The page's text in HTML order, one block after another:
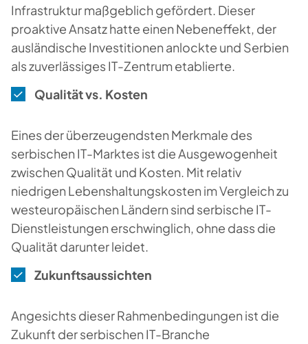
Infrastruktur maßgeblich gefördert. Dieser
proaktive Ansatz hatte einen Nebeneffekt, der
ausländische Investitionen anlockte und Serbien
als zuverlässiges IT-Zentrum etablierte.
Qualität vs. Kosten
Eines der überzeugendsten Merkmale des
serbischen IT-Marktes ist die Ausgewogenheit
zwischen Qualität und Kosten. Mit relativ
niedrigen Lebenshaltungskosten im Vergleich zu
westeuropäischen Ländern sind serbische IT-
Dienstleistungen erschwinglich, ohne dass die
Qualität darunter leidet.
Zukunftsaussichten
Angesichts dieser Rahmenbedingungen ist die
Zukunft der serbischen IT-Branche